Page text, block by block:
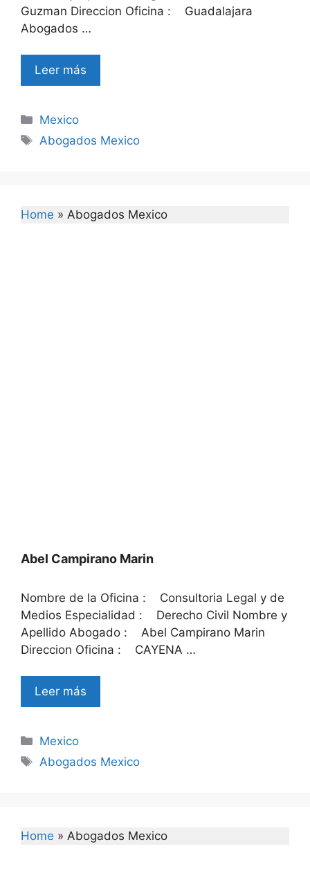
Guzman Direccion Oficina : Guadalajara
Abogados …
Leer más
Categories
Mexico
Tags
Abogados Mexico
Home » Abogados Mexico
Abel Campirano Marin
Nombre de la Oficina : Consultoria Legal y de
Medios Especialidad : Derecho Civil Nombre y
Apellido Abogado : Abel Campirano Marin
Direccion Oficina : CAYENA …
Leer más
Categories
Mexico
Tags
Abogados Mexico
Home » Abogados Mexico